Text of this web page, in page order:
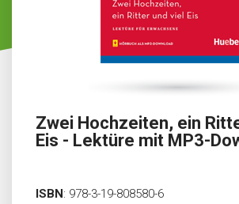
Zwei Hochzeiten, ein
Eis - Lektüre mit MP3-
ISBN: 978-3-19-808580-6